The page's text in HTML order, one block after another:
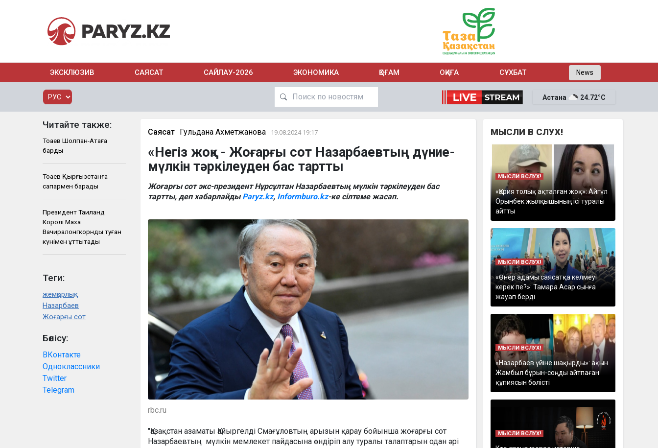
ЭКСКЛЮЗИВ САЯСАТ САЙЛАУ-2026 ЭКОНОМИКА ҚОҒАМ ОҚИҒА СҰХБАТ News
Астана 24.72°C
Читайте также:
Тоқаев Шолпан-Атаға
барды
Тоқаев Қырғызстанға
сапармен барады
Президент Таиланд
Королі Маха
Вачиралонгкорнды туған
күнімен құттықтады
Теги:
жемқорлық
Назарбаев
Жоғарғы сот
Бөлісу:
ВКонтакте
Одноклассники
Twitter
Telegram
Саясат Гульдана Ахметжанова 19.08.2024 19:17
«Негіз жоқ» - Жоғарғы сот Назарбаевтың дүние-
мүлкін тәркілеуден бас тартты
Жоғарғы сот экс-президент Нұрсұлтан Назарбаевтың мүлкін тәркілеуден бас
тартты, деп хабарлайды Paryz.kz, Informburo.kz-ке сілтеме жасап.
rbc.ru
"Қазақстан азаматы Қайыргелді Смағұловтың арызын қарау бойынша жоғарғы сот
Назарбаевтың мүлкін мемлекет пайдасына өндіріп алу туралы талаптарын одан әрі
МЫСЛИ В СЛУХ!
МЫСЛИ ВСЛУХ!
«Қария толық ақталған жоқ»: Айгүл
Орынбек жылқышының ісі туралы
айтты
МЫСЛИ ВСЛУХ!
«Өнер адамы саясатқа келмеуі
керек пе?»: Тамара Асар сынға
жауап берді
МЫСЛИ ВСЛУХ!
«Назарбаев үйіне шақырды»: ақын
Жамбыл бұрын-соңды айтпаған
құпиясын бөлісті
МЫСЛИ ВСЛУХ!